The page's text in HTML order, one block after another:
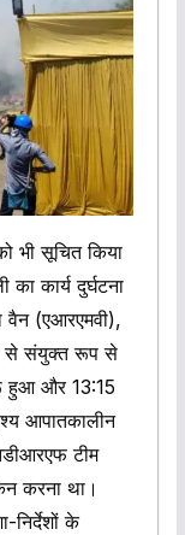
भी सूचित किया
कार्य दुर्घटना
वैन (एआरएमवी),
से संयुक्त रूप से
हुआ और 13:15
आपातकालीन
टीम
करना था।
निर्देशों के